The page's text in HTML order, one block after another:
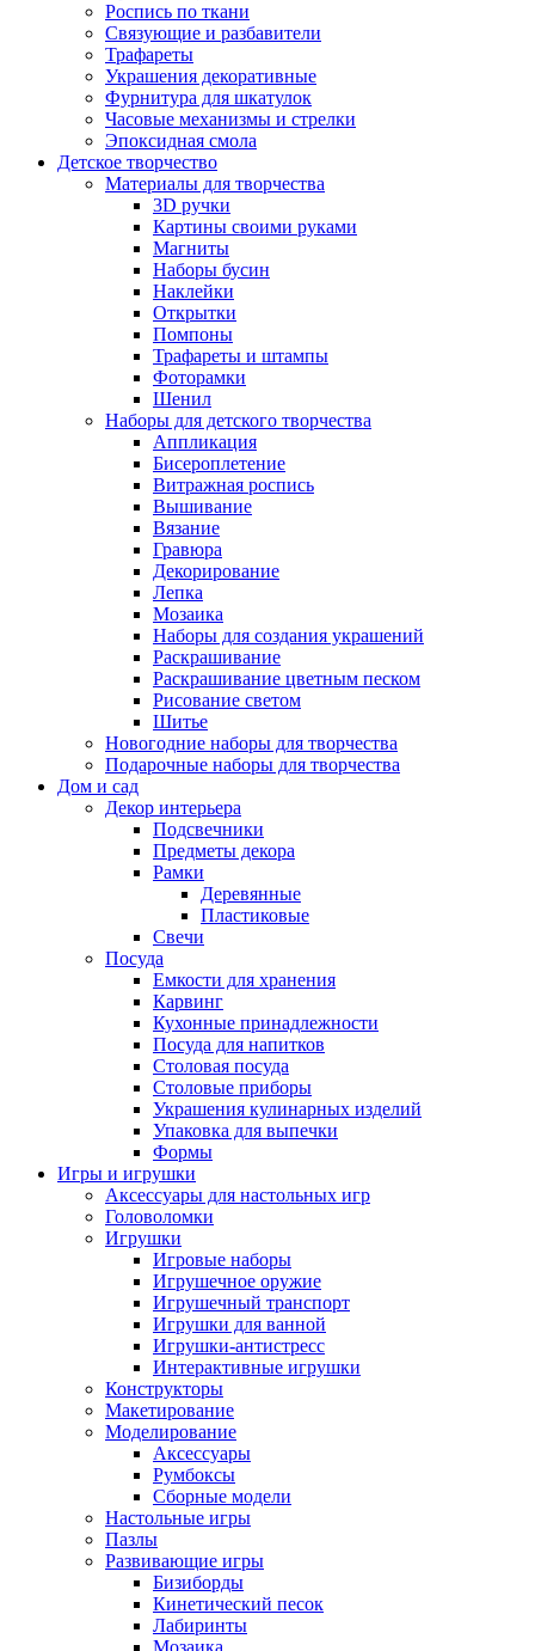
Роспись по ткани
Связующие и разбавители
Трафареты
Украшения декоративные
Фурнитура для шкатулок
Часовые механизмы и стрелки
Эпоксидная смола
Детское творчество
Материалы для творчества
3D ручки
Картины своими руками
Магниты
Наборы бусин
Наклейки
Открытки
Помпоны
Трафареты и штампы
Фоторамки
Шенил
Наборы для детского творчества
Аппликация
Бисероплетение
Витражная роспись
Вышивание
Вязание
Гравюра
Декорирование
Лепка
Мозаика
Наборы для создания украшений
Раскрашивание
Раскрашивание цветным песком
Рисование светом
Шитье
Новогодние наборы для творчества
Подарочные наборы для творчества
Дом и сад
Декор интерьера
Подсвечники
Предметы декора
Рамки
Деревянные
Пластиковые
Свечи
Посуда
Емкости для хранения
Карвинг
Кухонные принадлежности
Посуда для напитков
Столовая посуда
Столовые приборы
Украшения кулинарных изделий
Упаковка для выпечки
Формы
Игры и игрушки
Аксессуары для настольных игр
Головоломки
Игрушки
Игровые наборы
Игрушечное оружие
Игрушечный транспорт
Игрушки для ванной
Игрушки-антистресс
Интерактивные игрушки
Конструкторы
Макетирование
Моделирование
Аксессуары
Румбоксы
Сборные модели
Настольные игры
Пазлы
Развивающие игры
Бизиборды
Кинетический песок
Лабиринты
Мозаика